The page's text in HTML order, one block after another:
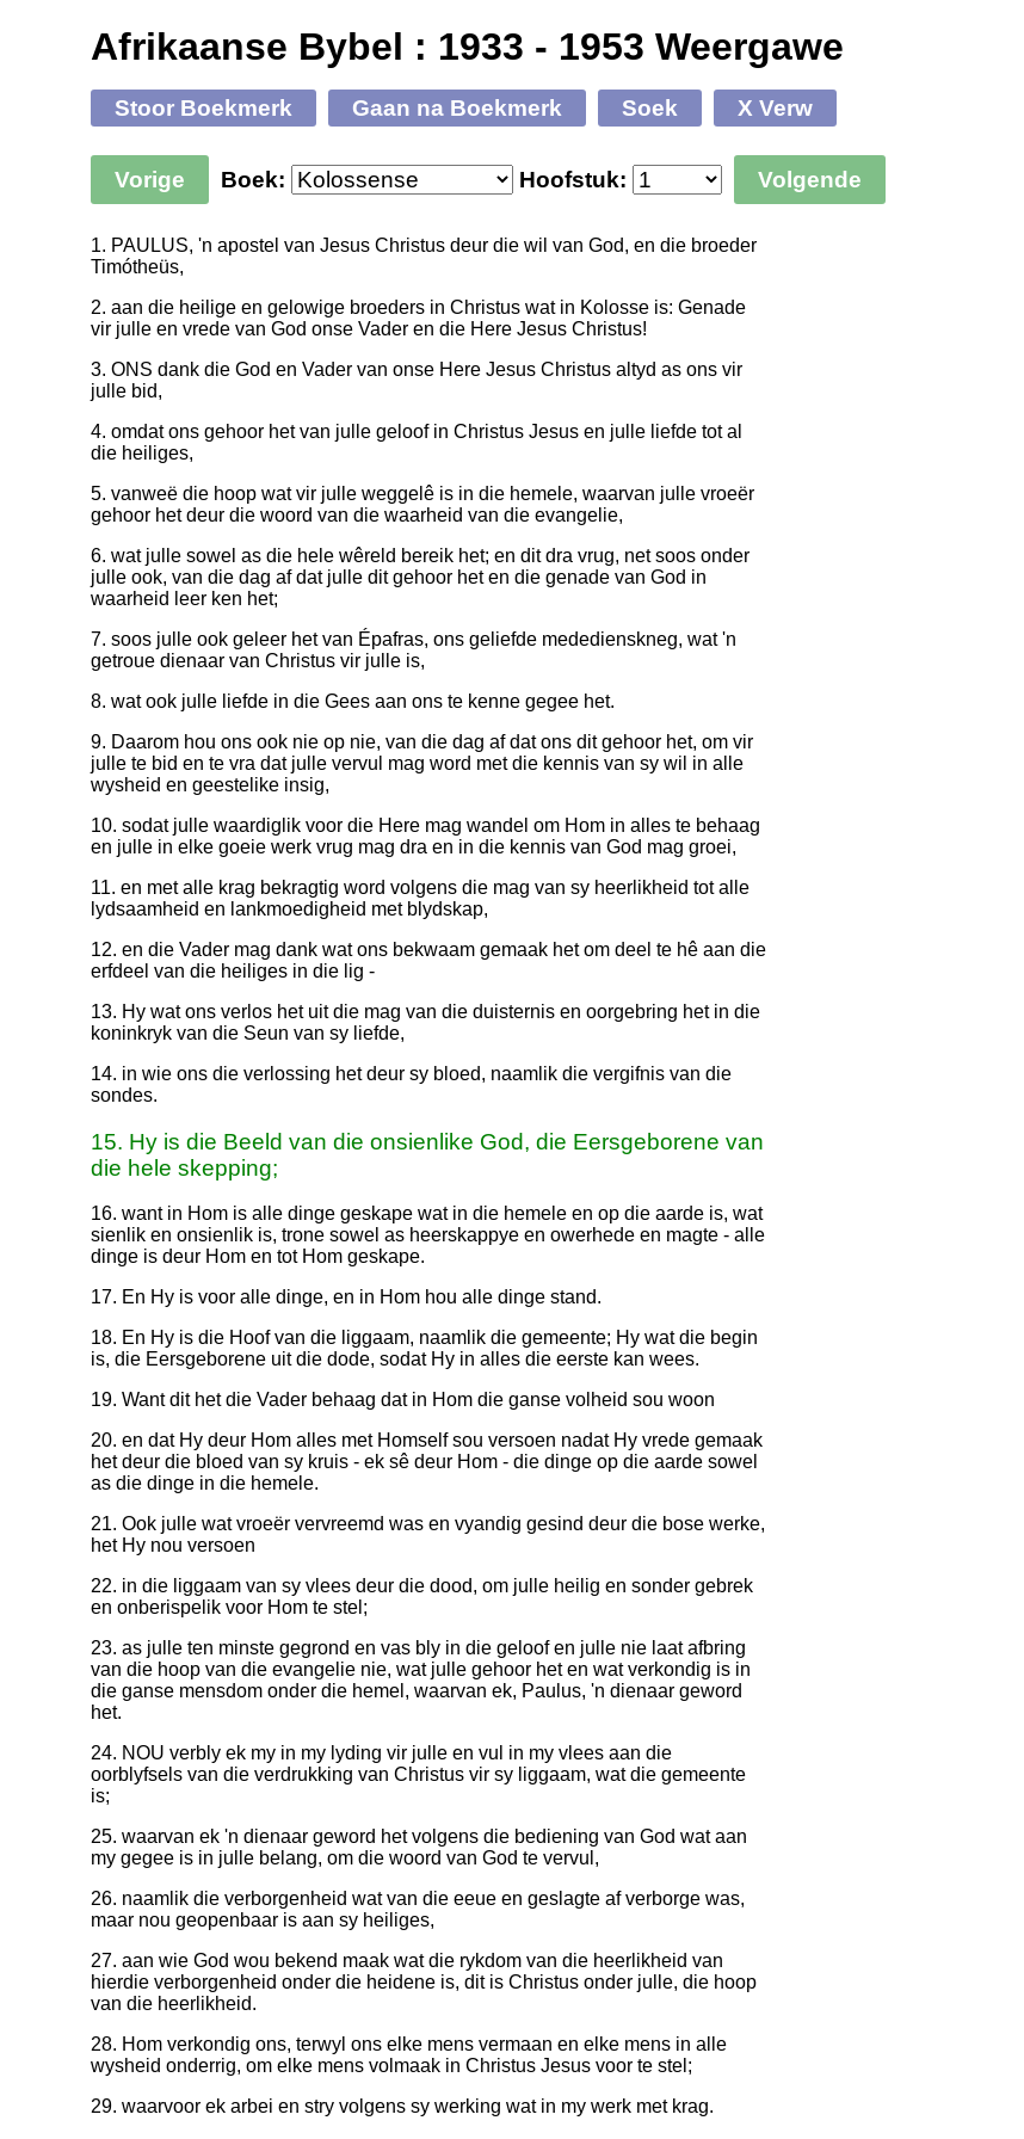
Afrikaanse Bybel : 1933 - 1953 Weergawe
Stoor Boekmerk Gaan na Boekmerk Soek X Verw
Vorige Boek: Hoofstuk: Volgende
1. PAULUS, 'n apostel van Jesus Christus deur die wil van God, en die broeder
Timótheüs,
2. aan die heilige en gelowige broeders in Christus wat in Kolosse is: Genade
vir julle en vrede van God onse Vader en die Here Jesus Christus!
3. ONS dank die God en Vader van onse Here Jesus Christus altyd as ons vir
julle bid,
4. omdat ons gehoor het van julle geloof in Christus Jesus en julle liefde tot al
die heiliges,
5. vanweë die hoop wat vir julle weggelê is in die hemele, waarvan julle vroeër
gehoor het deur die woord van die waarheid van die evangelie,
6. wat julle sowel as die hele wêreld bereik het; en dit dra vrug, net soos onder
julle ook, van die dag af dat julle dit gehoor het en die genade van God in
waarheid leer ken het;
7. soos julle ook geleer het van Épafras, ons geliefde mededienskneg, wat 'n
getroue dienaar van Christus vir julle is,
8. wat ook julle liefde in die Gees aan ons te kenne gegee het.
9. Daarom hou ons ook nie op nie, van die dag af dat ons dit gehoor het, om vir
julle te bid en te vra dat julle vervul mag word met die kennis van sy wil in alle
wysheid en geestelike insig,
10. sodat julle waardiglik voor die Here mag wandel om Hom in alles te behaag
en julle in elke goeie werk vrug mag dra en in die kennis van God mag groei,
11. en met alle krag bekragtig word volgens die mag van sy heerlikheid tot alle
lydsaamheid en lankmoedigheid met blydskap,
12. en die Vader mag dank wat ons bekwaam gemaak het om deel te hê aan die
erfdeel van die heiliges in die lig -
13. Hy wat ons verlos het uit die mag van die duisternis en oorgebring het in die
koninkryk van die Seun van sy liefde,
14. in wie ons die verlossing het deur sy bloed, naamlik die vergifnis van die
sondes.
15. Hy is die Beeld van die onsienlike God, die Eersgeborene van
die hele skepping;
16. want in Hom is alle dinge geskape wat in die hemele en op die aarde is, wat
sienlik en onsienlik is, trone sowel as heerskappye en owerhede en magte - alle
dinge is deur Hom en tot Hom geskape.
17. En Hy is voor alle dinge, en in Hom hou alle dinge stand.
18. En Hy is die Hoof van die liggaam, naamlik die gemeente; Hy wat die begin
is, die Eersgeborene uit die dode, sodat Hy in alles die eerste kan wees.
19. Want dit het die Vader behaag dat in Hom die ganse volheid sou woon
20. en dat Hy deur Hom alles met Homself sou versoen nadat Hy vrede gemaak
het deur die bloed van sy kruis - ek sê deur Hom - die dinge op die aarde sowel
as die dinge in die hemele.
21. Ook julle wat vroeër vervreemd was en vyandig gesind deur die bose werke,
het Hy nou versoen
22. in die liggaam van sy vlees deur die dood, om julle heilig en sonder gebrek
en onberispelik voor Hom te stel;
23. as julle ten minste gegrond en vas bly in die geloof en julle nie laat afbring
van die hoop van die evangelie nie, wat julle gehoor het en wat verkondig is in
die ganse mensdom onder die hemel, waarvan ek, Paulus, 'n dienaar geword
het.
24. NOU verbly ek my in my lyding vir julle en vul in my vlees aan die
oorblyfsels van die verdrukking van Christus vir sy liggaam, wat die gemeente
is;
25. waarvan ek 'n dienaar geword het volgens die bediening van God wat aan
my gegee is in julle belang, om die woord van God te vervul,
26. naamlik die verborgenheid wat van die eeue en geslagte af verborge was,
maar nou geopenbaar is aan sy heiliges,
27. aan wie God wou bekend maak wat die rykdom van die heerlikheid van
hierdie verborgenheid onder die heidene is, dit is Christus onder julle, die hoop
van die heerlikheid.
28. Hom verkondig ons, terwyl ons elke mens vermaan en elke mens in alle
wysheid onderrig, om elke mens volmaak in Christus Jesus voor te stel;
29. waarvoor ek arbei en stry volgens sy werking wat in my werk met krag.